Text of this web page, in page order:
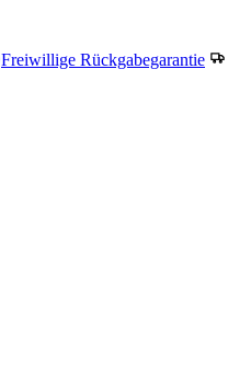
Freiwillige Rückgabegarantie